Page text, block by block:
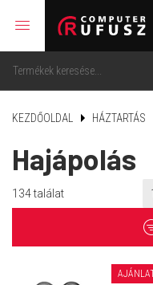
menu
KEZDŐOLDAL HÁZTARTÁS
Hajápolás
134találat